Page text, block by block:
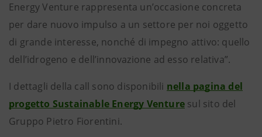
Energy Venture rappresenta un’occasione concreta
per dare nuovo impulso a un settore per noi oggetto
di grande interesse, nonché di impegno attivo: quello
dell’idrogeno e dell’innovazione ad esso relativa”.
I dettagli della call sono disponibili nella pagina del
progetto Sustainable Energy Venture sul sito del
Gruppo Pietro Fiorentini.